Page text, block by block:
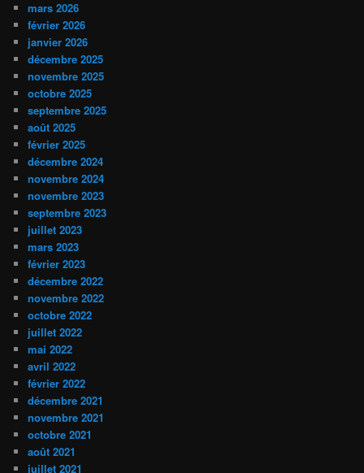
mars 2026
février 2026
janvier 2026
décembre 2025
novembre 2025
octobre 2025
septembre 2025
août 2025
février 2025
décembre 2024
novembre 2024
novembre 2023
septembre 2023
juillet 2023
mars 2023
février 2023
décembre 2022
novembre 2022
octobre 2022
juillet 2022
mai 2022
avril 2022
février 2022
décembre 2021
novembre 2021
octobre 2021
août 2021
juillet 2021